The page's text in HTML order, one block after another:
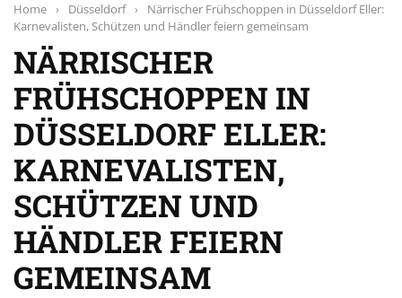
Home › Düsseldorf ›
Närrischer Frühschoppen in Düsseldorf Eller:
Karnevalisten, Schützen und Händler feiern gemeinsam
NÄRRISCHER
FRÜHSCHOPPEN IN
DÜSSELDORF ELLER:
KARNEVALISTEN,
SCHÜTZEN UND
HÄNDLER FEIERN
GEMEINSAM